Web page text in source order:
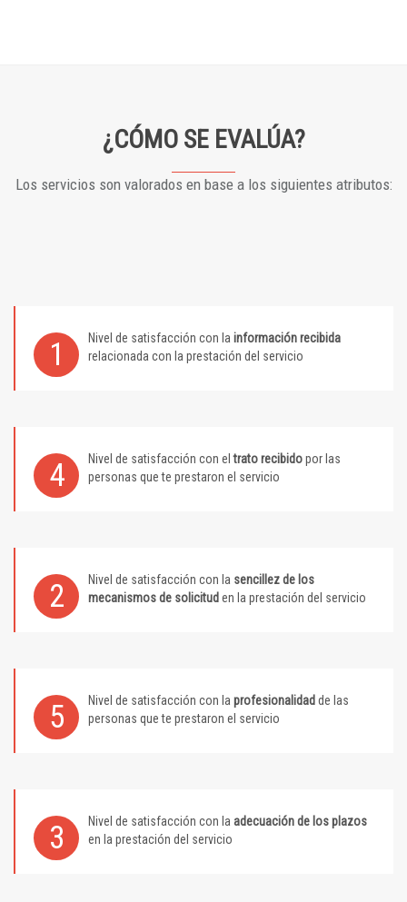
¿CÓMO SE EVALÚA?
Los servicios son valorados en base a los siguientes atributos:
1 Nivel de satisfacción con la información recibida
relacionada con la prestación del servicio
4 Nivel de satisfacción con eltrato recibidopor las
personas que te prestaron el servicio
2 Nivel de satisfacción con la sencillez de los
mecanismos de solicitud en la prestación del servicio
5 Nivel de satisfacción con la profesionalidad de las
personas que te prestaron el servicio
3 Nivel de satisfacción con la adecuación de los plazos
en la prestación del servicio